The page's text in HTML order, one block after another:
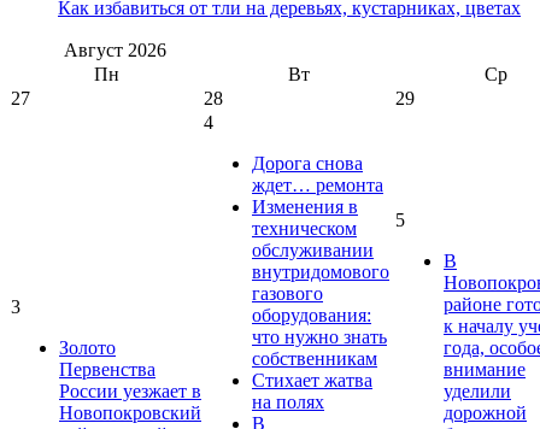
Как избавиться от тли на деревьях, кустарниках, цветах
Август 2026
Пн
Вт
Ср
27
28 29
3
Золото
Первенства
России уезжает в
Новопокровский
4
Дорога снова
ждет… ремонта
Изменения в
техническом
обслуживании
внутридомового
газового
оборудования:
что нужно знать
собственникам
Стихает жатва
на полях
В
5
В
районе
к началу
года,
внимание
уделили
дорожной